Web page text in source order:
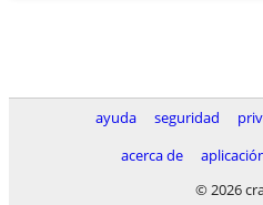
ayuda seguridad
acerca de
© 2026